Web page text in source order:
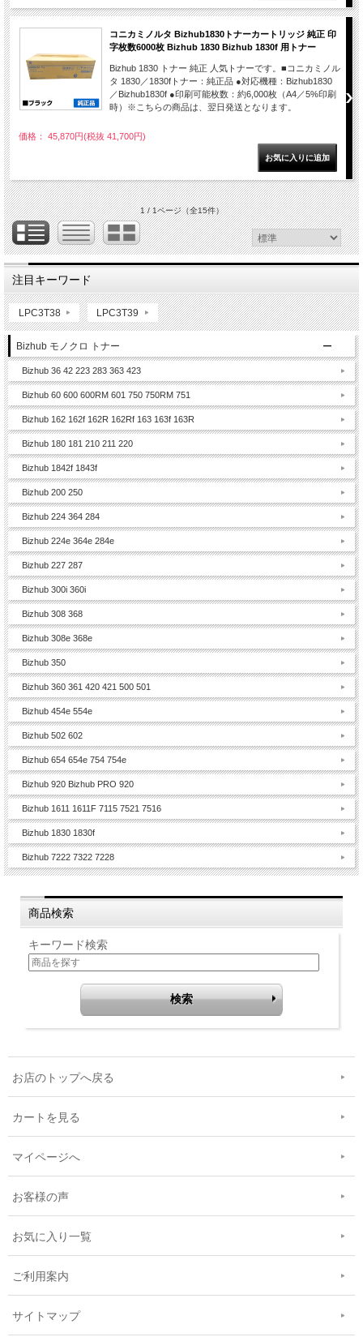
コニカミノルタ Bizhub1830トナーカートリッジ 純正 印
字枚数6000枚 Bizhub 1830 Bizhub 1830f 用トナー
Bizhub 1830 トナー 純正 人気トナーです。■コニカミノル
タ 1830／1830fトナー：純正品 ●対応機種：Bizhub1830
／Bizhub1830f ●印刷可能枚数：約6,000枚（A4／5%印刷
時）※こちらの商品は、翌日発送となります。
価格： 45,870円(税抜 41,700円)
1 / 1ページ（全15件）
注目キーワード
LPC3T38 LPC3T39
Bizhub モノクロ トナー
Bizhub 36 42 223 283 363 423
Bizhub 60 600 600RM 601 750 750RM 751
Bizhub 162 162f 162R 162Rf 163 163f 163R
Bizhub 180 181 210 211 220
Bizhub 1842f 1843f
Bizhub 200 250
Bizhub 224 364 284
Bizhub 224e 364e 284e
Bizhub 227 287
Bizhub 300i 360i
Bizhub 308 368
Bizhub 308e 368e
Bizhub 350
Bizhub 360 361 420 421 500 501
Bizhub 454e 554e
Bizhub 502 602
Bizhub 654 654e 754 754e
Bizhub 920 Bizhub PRO 920
Bizhub 1611 1611F 7115 7521 7516
Bizhub 1830 1830f
Bizhub 7222 7322 7228
商品検索
キーワード検索
お店のトップへ戻る
カートを見る
マイページへ
お客様の声
お気に入り一覧
ご利用案内
サイトマップ